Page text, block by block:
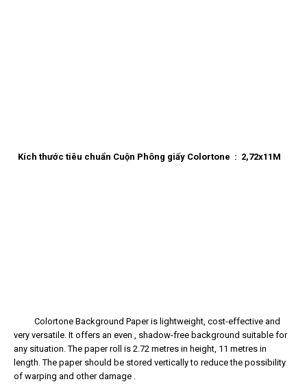
Kích thước tiêu chuẩn Cuộn Phông giấy Colortone : 2,72x11M
Colortone Background Paper is lightweight, cost-effective and
very versatile. It offers an even , shadow-free background suitable for
any situation. The paper roll is 2.72 metres in height, 11 metres in
length. The paper should be stored vertically to reduce the possibility
of warping and other damage .